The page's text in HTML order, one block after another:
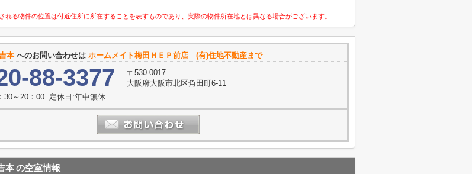
れる物件の位置は付近住所に所在することを表すものであり、実際の物件所在地とは異なる場合がございます。
本 へのお問い合わせは ホームメイト梅田ＨＥＰ前店 (有)住地不動産まで
88-3377
〒530-0017
大阪府大阪市北区角田町6-11
30～20：00 定休日:年中無休
本の空室情報